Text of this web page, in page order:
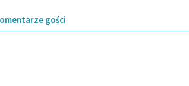
gości